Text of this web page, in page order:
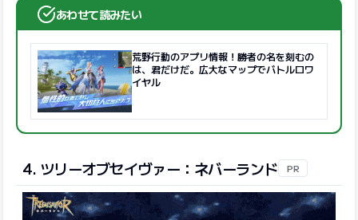
あわせて読みたい
荒野行動のアプリ情報！勝者の名を刻むの
は、君だけだ。広大なマップでバトルロワ
イヤル
4. ツリーオブセイヴァー：ネバーランド PR